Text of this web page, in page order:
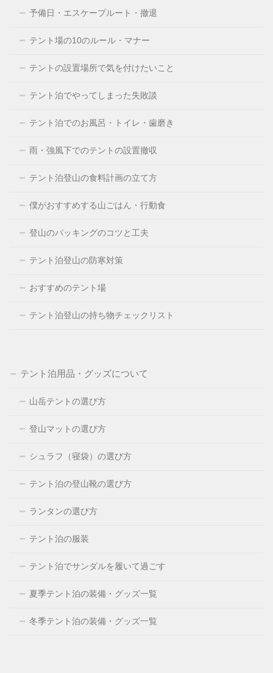
予備日・エスケープルート・撤退
テント場の10のルール・マナー
テントの設置場所で気を付けたいこと
テント泊でやってしまった失敗談
テント泊でのお風呂・トイレ・歯磨き
雨・強風下でのテントの設置撤収
テント泊登山の食料計画の立て方
僕がおすすめする山ごはん・行動食
登山のパッキングのコツと工夫
テント泊登山の防寒対策
おすすめのテント場
テント泊登山の持ち物チェックリスト
テント泊用品・グッズについて
山岳テントの選び方
登山マットの選び方
シュラフ（寝袋）の選び方
テント泊の登山靴の選び方
ランタンの選び方
テント泊の服装
テント泊でサンダルを履いて過ごす
夏季テント泊の装備・グッズ一覧
冬季テント泊の装備・グッズ一覧